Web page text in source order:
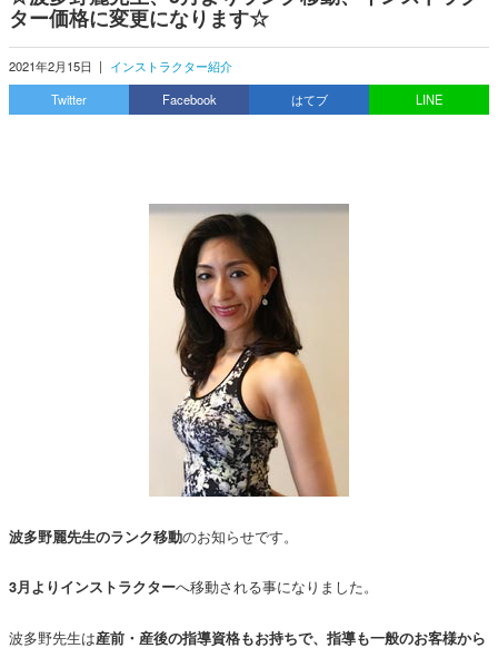
ター価格に変更になります☆
2021年2月15日 | インストラクター紹介
Twitter
Facebook はてブ LINE
波多野麗先生のランク移動のお知らせです。
3月よりインストラクターへ移動される事になりました。
波多野先生は産前・産後の指導資格もお持ちで、指導も一般のお客様から